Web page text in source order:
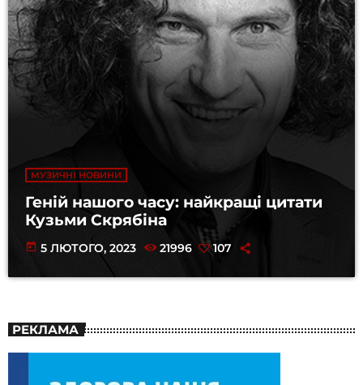
МУЗИЧНІ НОВИНИ
Геній нашого часу: найкращі цитати
Кузьми Скрябіна
today 5 ЛЮТОГО, 2023 21996 107
РЕКЛАМА